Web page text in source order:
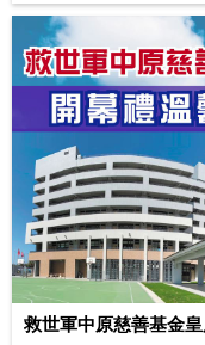
救世軍中原慈善基金